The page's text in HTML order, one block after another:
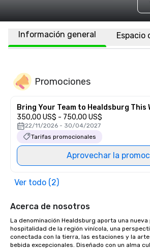
Información general Espacio
Promociones
Bring Your Team to Healdsburg This
350,00 US$ - 750,00 US$
22/11/2026 - 30/04/2027
Tarifas promocionales
Aprovechar la
Ver todo (2)
Acerca de nosotros
La denominación Healdsburg aporta una
hospitalidad de la región vinícola, una
conectada con la tierra, las estaciones y la
bebida excepcionales. Diseñado con un alma